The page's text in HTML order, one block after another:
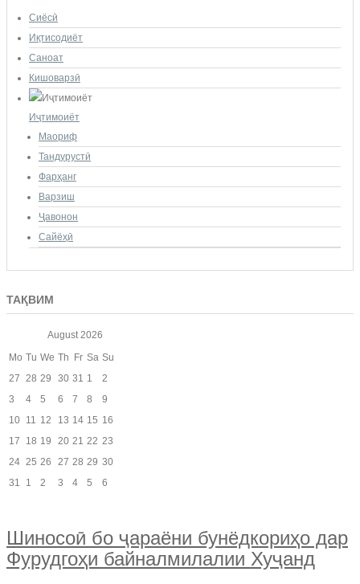
Сиёсӣ
Иқтисодиёт
Саноат
Кишоварзӣ
Иҷтимоиёт
Маориф
Тандурустӣ
Фарҳанг
Варзиш
Ҷавонон
Сайёҳӣ
ТАҚВИМ
August 2026
Mo Tu We Th Fr Sa Su
27 28 29 30 31 1
2
3
4 5 6 7 8
9
10 11 12 13 14 15 16
17
18 19 20 21 22 23
24 25 26 27 28 29 30
31
1 2 3 4 5 6
Шиносоӣ бо ҷараёни бунёдкориҳо дар
Фурудгоҳи байналмилалии Хуҷанд